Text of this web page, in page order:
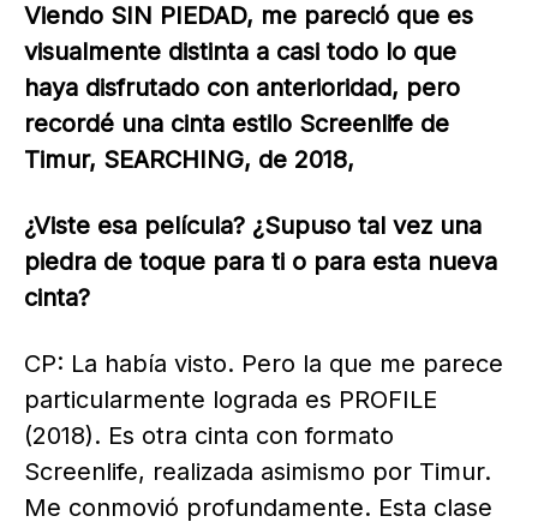
Viendo SIN PIEDAD, me pareció que es
visualmente distinta a casi todo lo que
haya disfrutado con anterioridad, pero
recordé una cinta estilo Screenlife de
Timur, SEARCHING, de 2018,
¿Viste esa película? ¿Supuso tal vez una
piedra de toque para ti o para esta nueva
cinta?
CP: La había visto. Pero la que me parece
particularmente lograda es PROFILE
(2018). Es otra cinta con formato
Screenlife, realizada asimismo por Timur.
Me conmovió profundamente. Esta clase